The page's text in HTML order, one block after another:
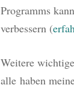
Programms
verbessern (
Weitere
alle haben